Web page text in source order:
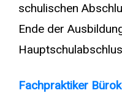
schulischen
Ende der
Fachpraktiker